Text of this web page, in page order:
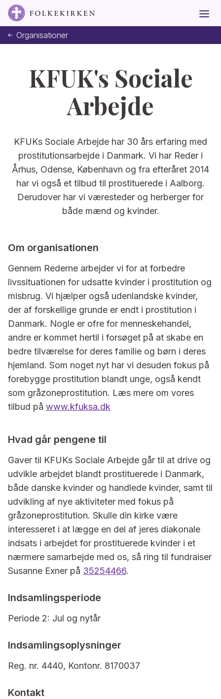
Organisationer
KFUK's Sociale
Arbejde
KFUKs Sociale Arbejde har 30 års erfaring med
prostitutionsarbejde i Danmark. Vi har Reder i
Århus, Odense, København og fra efteråret 2014
har vi også et tilbud til prostituerede i Aalborg.
Derudover har vi væresteder og herberger for
både mænd og kvinder.
Om organisationen
Gennem Rederne arbejder vi for at forbedre
livssituationen for udsatte kvinder i prostitution og
misbrug. Vi hjælper også udenlandske kvinder,
der af forskellige grunde er endt i prostitution i
Danmark. Nogle er ofre for menneskehandel,
andre er kommet hertil i forsøget på at skabe en
bedre tilværelse for deres familie og børn i deres
hjemland. Som noget nyt har vi desuden fokus på
forebygge prostitution blandt unge, også kendt
som gråzoneprostitution. Læs mere om vores
tilbud på www.kfuksa.dk
Hvad går pengene til
Gaver til KFUKs Sociale Arbejde går til at drive og
udvikle arbejdet blandt prostituerede i Danmark,
både danske kvinder og handlede kvinder, samt til
udvikling af nye aktiviteter med fokus på
gråzoneprostitution. Skulle din kirke være
interesseret i at lægge en del af jeres diakonale
indsats i arbejdet for prostituerede kvinder i et
nærmere samarbejde med os, så ring til fundraiser
Susanne Exner på 35254466.
Indsamlingsperiode
Periode 2: Jul og nytår
Indsamlingsoplysninger
Reg. nr. 4440, Kontonr. 8170037
Kontakt